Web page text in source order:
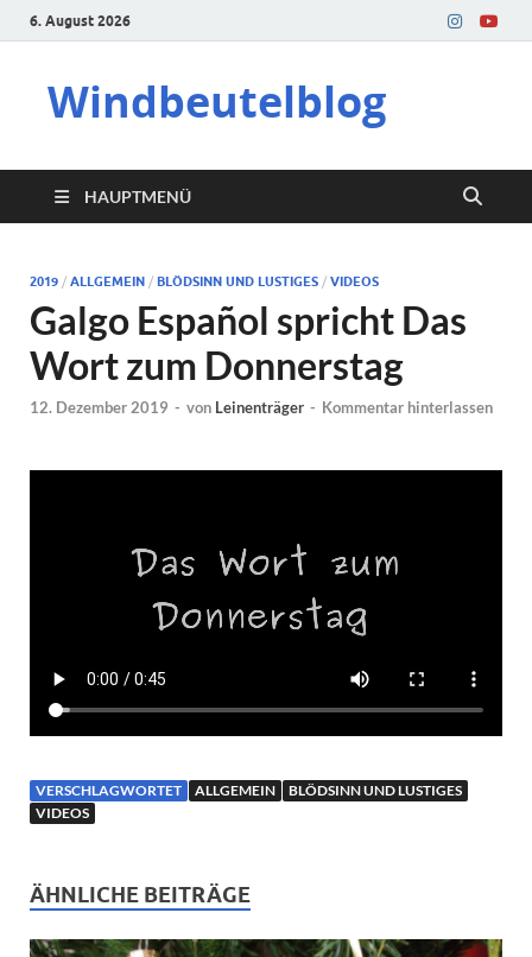
6. August 2026
Windbeutelblog
HAUPTMENÜ
2019 / ALLGEMEIN / BLÖDSINN UND LUSTIGES / VIDEOS
Galgo Español spricht Das
Wort zum Donnerstag
12. Dezember 2019 - von Leinenträger - Kommentar hinterlassen
VERSCHLAGWORTET ALLGEMEIN
BLÖDSINN UND LUSTIGES
VIDEOS
ÄHNLICHE BEITRÄGE